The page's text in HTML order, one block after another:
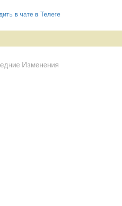
в чате в Телеге
Изменения